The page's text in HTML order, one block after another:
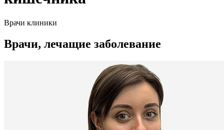
Врачи клиники
Врачи, лечащие заболевание